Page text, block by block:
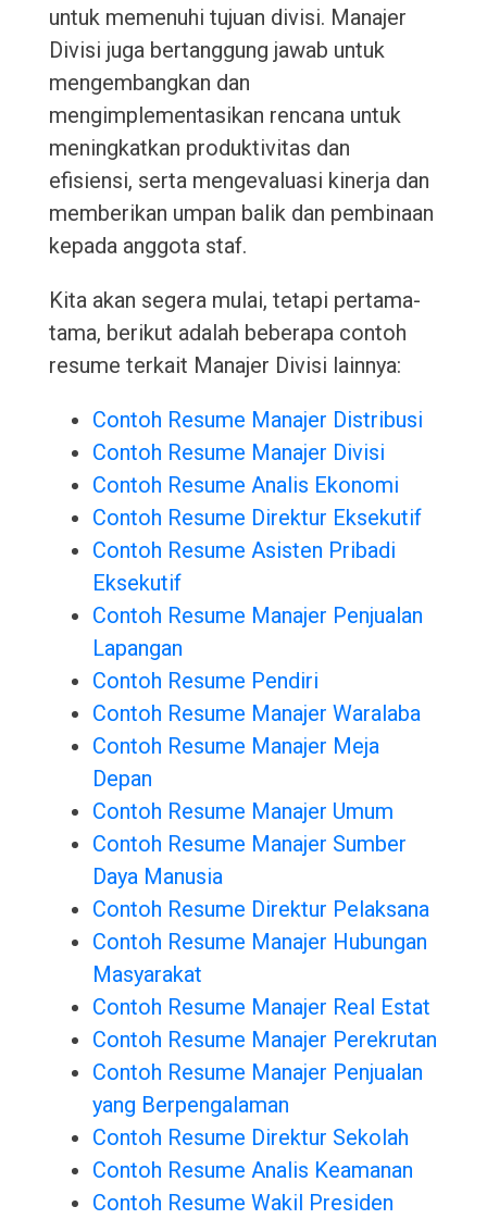
untuk memenuhi tujuan divisi. Manajer
Divisi juga bertanggung jawab untuk
mengembangkan dan
mengimplementasikan rencana untuk
meningkatkan produktivitas dan
efisiensi, serta mengevaluasi kinerja dan
memberikan umpan balik dan pembinaan
kepada anggota staf.
Kita akan segera mulai, tetapi pertama-
tama, berikut adalah beberapa contoh
resume terkait Manajer Divisi lainnya:
Contoh Resume Manajer Distribusi
Contoh Resume Manajer Divisi
Contoh Resume Analis Ekonomi
Contoh Resume Direktur Eksekutif
Contoh Resume Asisten Pribadi
Eksekutif
Contoh Resume Manajer Penjualan
Lapangan
Contoh Resume Pendiri
Contoh Resume Manajer Waralaba
Contoh Resume Manajer Meja
Depan
Contoh Resume Manajer Umum
Contoh Resume Manajer Sumber
Daya Manusia
Contoh Resume Direktur Pelaksana
Contoh Resume Manajer Hubungan
Masyarakat
Contoh Resume Manajer Real Estat
Contoh Resume Manajer Perekrutan
Contoh Resume Manajer Penjualan
yang Berpengalaman
Contoh Resume Direktur Sekolah
Contoh Resume Analis Keamanan
Contoh Resume Wakil Presiden